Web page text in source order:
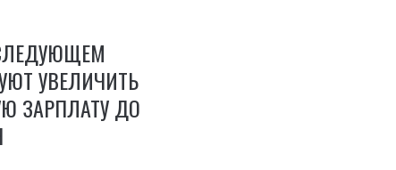
УВЕЛИЧИТЬ
ЗАРПЛАТУ ДО